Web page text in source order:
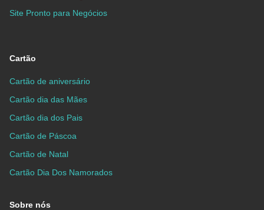
Site Pronto para Negócios
Cartão
Cartão de aniversário
Cartão dia das Mães
Cartão dia dos Pais
Cartão de Páscoa
Cartão de Natal
Cartão Dia Dos Namorados
Sobre nós